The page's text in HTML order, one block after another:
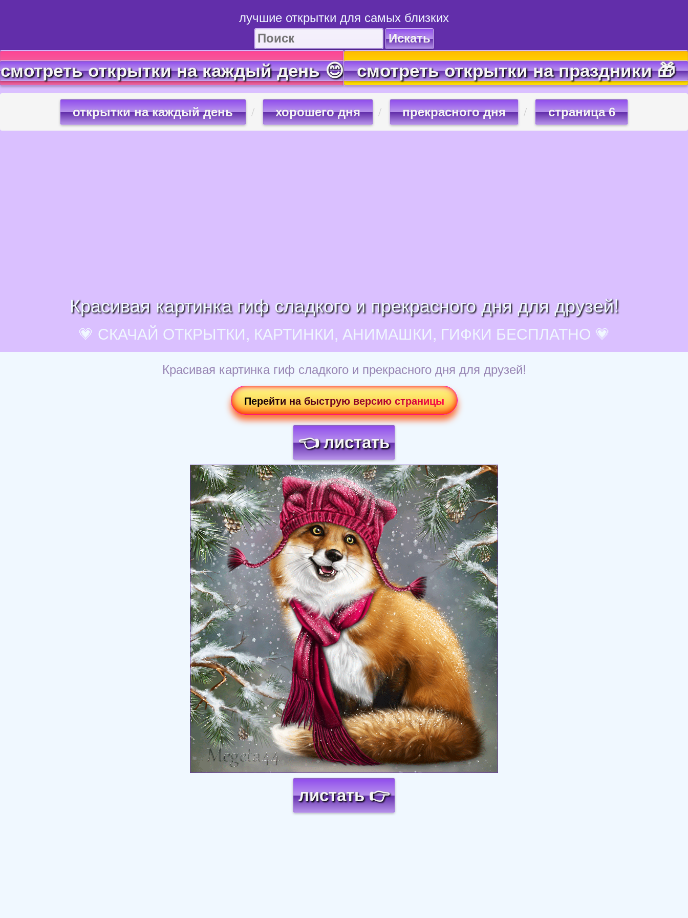
лучшие открытки для самых близких
Искать
смотреть открытки на каждый день 😊 смотреть открытки на праздники 🎁
открытки на каждый день хорошего дня прекрасного дня страница 6
Красивая картинка гиф сладкого и прекрасного дня для друзей!
💗 СКАЧАЙ ОТКРЫТКИ, КАРТИНКИ, АНИМАШКИ, ГИФКИ БЕСПЛАТНО 💗
Красивая картинка гиф сладкого и прекрасного дня для друзей!
Перейти на быструю версию страницы
👈 листать
Загрузка картинки...
листать 👉